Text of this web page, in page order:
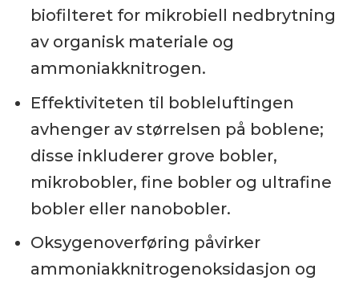
biofilteret for mikrobiell nedbrytning
av organisk materiale og
ammoniakknitrogen.
Effektiviteten til bobleluftingen
avhenger av størrelsen på boblene;
disse inkluderer grove bobler,
mikrobobler, fine bobler og ultrafine
bobler eller nanobobler.
Oksygenoverføring påvirker
ammoniakknitrogenoksidasjon og